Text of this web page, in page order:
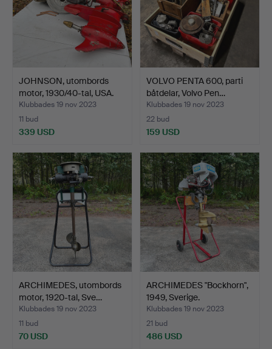
JOHNSON, utombords
motor, 1930/40-tal, USA.
Klubbades 19 nov 2023
11 bud
339 USD
VOLVO PENTA 600, parti
båtdelar, Volvo Pen…
Klubbades 19 nov 2023
22 bud
159 USD
ARCHIMEDES, utombords
motor, 1920-tal, Sve…
Klubbades 19 nov 2023
11 bud
70 USD
ARCHIMEDES "Bockhorn",
1949, Sverige.
Klubbades 19 nov 2023
21 bud
486 USD